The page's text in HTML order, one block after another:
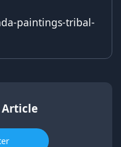
paintings-tribal-
Article